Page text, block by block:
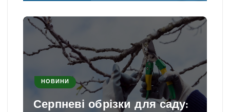
НОВИНИ
Серпневі обрізки для саду: